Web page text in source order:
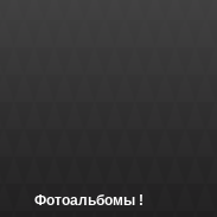
Фотоальбомы !